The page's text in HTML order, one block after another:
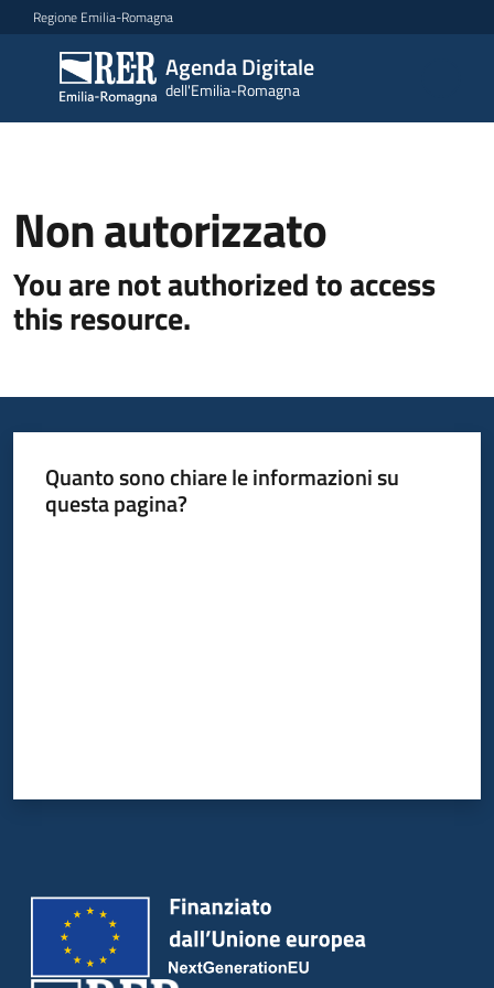
Vai al contenuto
Vai alla navigazione
Vai al footer
Regione Emilia-Romagna
Agenda Digitale
dell'Emilia-Romagna
Agenda
Digitale
dell'Emilia-
Novità
Strategia
Dati
del
territorio
Non autorizzato
You are not authorized to access
this resource.
Quanto sono chiare le informazioni su
questa pagina?